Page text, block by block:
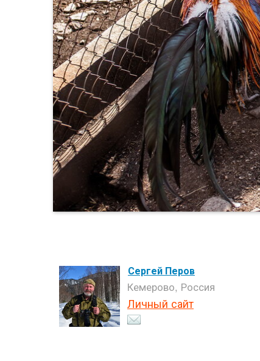
Сергей Перов
Кемерово, Россия
Личный сайт